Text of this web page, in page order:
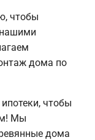
чтобы
нашими
дома по
чтобы
Мы
дома